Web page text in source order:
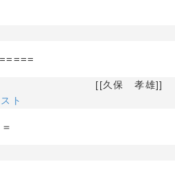
孝雄]]
ト